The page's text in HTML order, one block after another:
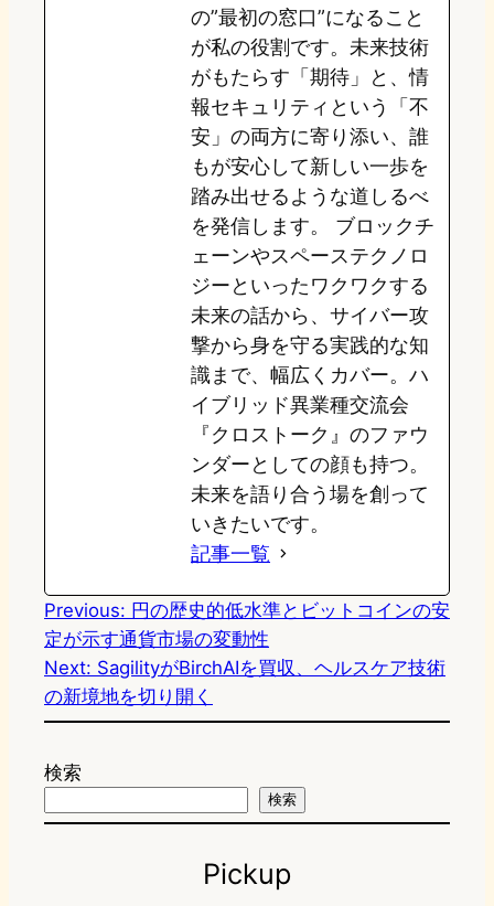
n
k
の”最初の窓口”になること
が私の役割です。未来技術
がもたらす「期待」と、情
報セキュリティという「不
安」の両方に寄り添い、誰
もが安心して新しい一歩を
踏み出せるような道しるべ
を発信します。 ブロックチ
ェーンやスペーステクノロ
ジーといったワクワクする
未来の話から、サイバー攻
撃から身を守る実践的な知
識まで、幅広くカバー。ハ
イブリッド異業種交流会
『クロストーク』のファウ
ンダーとしての顔も持つ。
未来を語り合う場を創って
いきたいです。
記事一覧
Previous: 円の歴史的低水準とビットコインの安
定が示す通貨市場の変動性
Next: SagilityがBirchAIを買収、ヘルスケア技術
の新境地を切り開く
検索
検索
Pickup